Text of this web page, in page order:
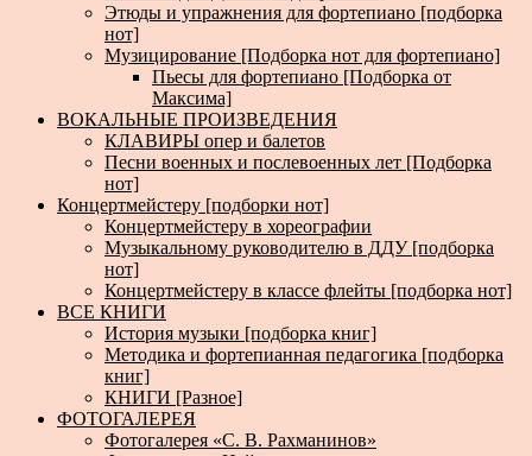
Этюды и упражнения для фортепиано [подборка
нот]
Музицирование [Подборка нот для фортепиано]
Пьесы для фортепиано [Подборка от
Максима]
ВОКАЛЬНЫЕ ПРОИЗВЕДЕНИЯ
КЛАВИРЫ опер и балетов
Песни военных и послевоенных лет [Подборка
нот]
Концертмейстеру [подборки нот]
Концертмейстеру в хореографии
Музыкальному руководителю в ДДУ [подборка
нот]
Концертмейстеру в классе флейты [подборка нот]
ВСЕ КНИГИ
История музыки [подборка книг]
Методика и фортепианная педагогика [подборка
книг]
КНИГИ [Разное]
ФОТОГАЛЕРЕЯ
Фотогалерея «С. В. Рахманинов»